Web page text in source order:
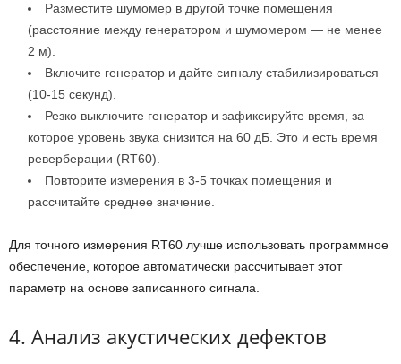
Разместите шумомер в другой точке помещения
(расстояние между генератором и шумомером — не менее
2 м).
Включите генератор и дайте сигналу стабилизироваться
(10-15 секунд).
Резко выключите генератор и зафиксируйте время, за
которое уровень звука снизится на 60 дБ. Это и есть время
реверберации (RT60).
Повторите измерения в 3-5 точках помещения и
рассчитайте среднее значение.
Для точного измерения RT60 лучше использовать программное
обеспечение, которое автоматически рассчитывает этот
параметр на основе записанного сигнала.
4. Анализ акустических дефектов